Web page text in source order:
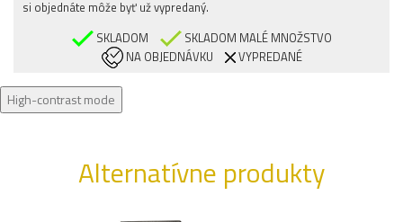
si objednáte môže byť už vypredaný.
SKLADOM
SKLADOM MALÉ MNOŽSTVO
NA OBJEDNÁVKU
VYPREDANÉ
High-contrast mode
Alternatívne produkty